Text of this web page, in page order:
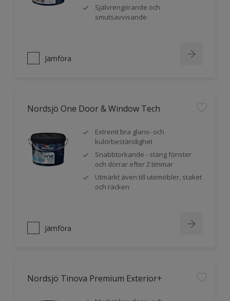
Självrengörande och
smutsavvisande
Jämföra
Nordsjö One Door & Window Tech
Extremt bra glans- och
kulörbeständighet
Snabbtorkande - stäng fönster
och dörrar efter 2 timmar
Utmärkt även till utemöbler, staket
och räcken
Jämföra
Nordsjö Tinova Premium Exterior+